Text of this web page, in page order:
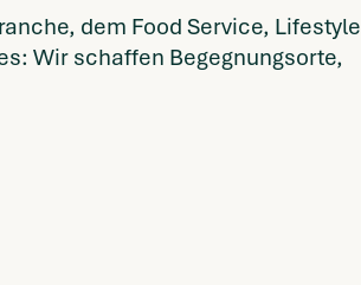
dem Food Service, Lifestyle
Wir schaffen Begegnungsorte,